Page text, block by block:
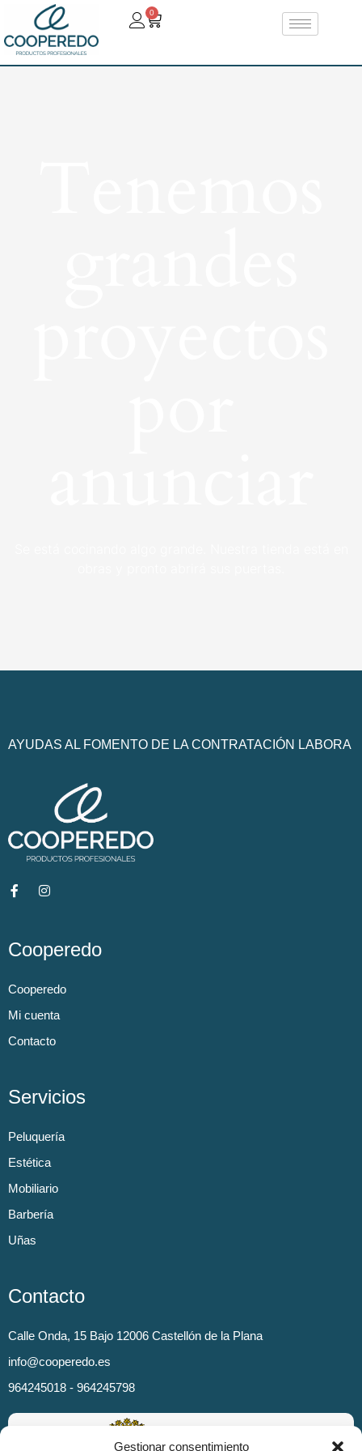
Gestionar consentimiento
0
AYUDAS AL FOMENTO DE LA CONTRATACIÓN LABORA
Cooperedo
Cooperedo
Mi cuenta
Contacto
Servicios
Peluquería
Estética
Mobiliario
Barbería
Uñas
Contacto
Calle Onda, 15 Bajo 12006 Castellón de la Plana
info@cooperedo.es
964245018 - 964245798